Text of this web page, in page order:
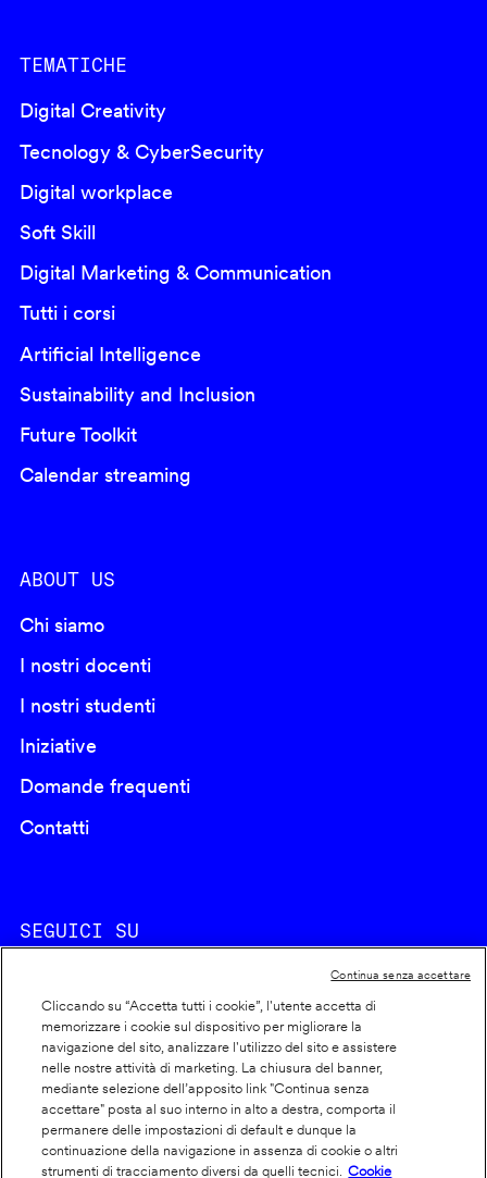
TEMATICHE
Digital Creativity
Tecnology & CyberSecurity
Digital workplace
Soft Skill
Digital Marketing & Communication
Tutti i corsi
Artificial Intelligence
Sustainability and Inclusion
Future Toolkit
Calendar streaming
ABOUT US
Chi siamo
I nostri docenti
I nostri studenti
Iniziative
Domande frequenti
Contatti
SEGUICI SU
Footer
info
Cookie policy
Dichiarazione di accessibilità
Privacy
Cliccando su “Accetta tutti i cookie”, l'utente accetta di
memorizzare i cookie sul dispositivo per migliorare la
navigazione del sito, analizzare l'utilizzo del sito e assistere
nelle nostre attività di marketing. La chiusura del banner,
mediante selezione dell’apposito link "Continua senza
accettare" posta al suo interno in alto a destra, comporta il
permanere delle impostazioni di default e dunque la
continuazione della navigazione in assenza di cookie o altri
strumenti di tracciamento diversi da quelli tecnici.
Cookie
Continua senza accettare